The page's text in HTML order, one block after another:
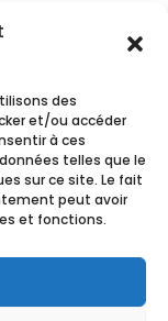
des
et/ou accéder
à ces
telles que le
sur ce site. Le fait
peut avoir
et fonctions.